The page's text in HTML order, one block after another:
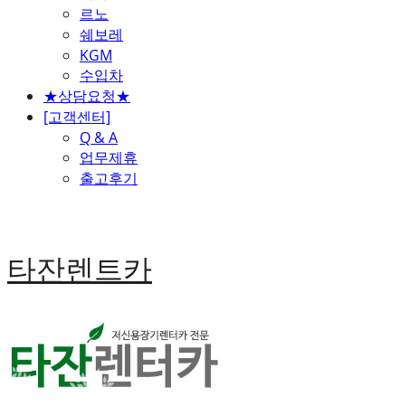
르노
쉐보레
KGM
수입차
★상담요청★
[고객센터]
Q & A
업무제휴
출고후기
타잔렌트카